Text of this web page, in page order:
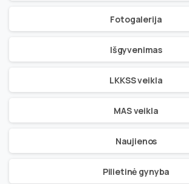
Fotogalerija
Išgyvenimas
LKKSS veikla
MAS veikla
Naujienos
Pilietinė gynyba